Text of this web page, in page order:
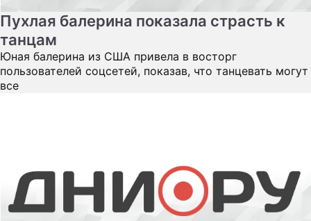
Пухлая балерина показала страсть к
танцам
Юная балерина из США привела в восторг
пользователей соцсетей, показав, что танцевать могут
все